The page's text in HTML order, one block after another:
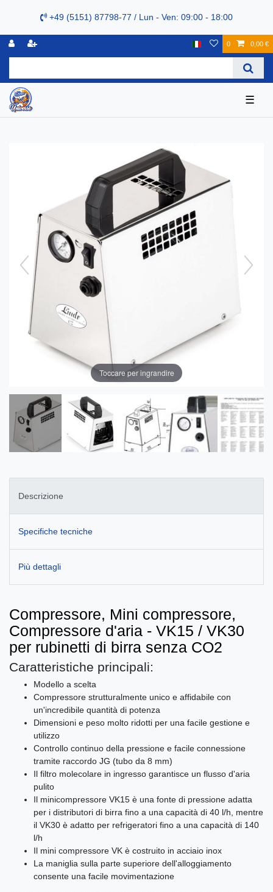
+49 (5151) 87798-77 / Lun - Ven: 09:00 - 18:00
0 0,00 €
☰
Toccare per ingrandire
Descrizione
Specifiche tecniche
Più dettagli
Compressore, Mini compressore,
Compressore d'aria - VK15 / VK30
per rubinetti di birra senza CO2
Caratteristiche principali:
Modello a scelta
Compressore strutturalmente unico e affidabile con
un'incredibile quantità di potenza
Dimensioni e peso molto ridotti per una facile gestione e
utilizzo
Controllo continuo della pressione e facile connessione
tramite raccordo JG (tubo da 8 mm)
Il filtro molecolare in ingresso garantisce un flusso d'aria
pulito
Il minicompressore VK15 è una fonte di pressione adatta
per i distributori di birra fino a una capacità di 40 l/h, mentre
il VK30 è adatto per refrigeratori fino a una capacità di 140
l/h
Il mini compressore VK è costruito in acciaio inox
La maniglia sulla parte superiore dell'alloggiamento
consente una facile movimentazione